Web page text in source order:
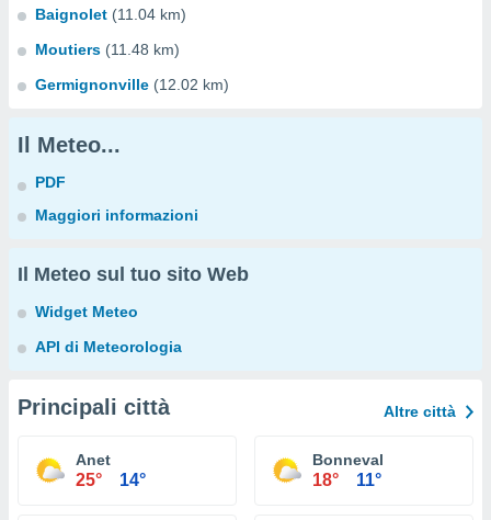
Baignolet (11.04 km)
Moutiers (11.48 km)
Germignonville (12.02 km)
Il Meteo...
PDF
Maggiori informazioni
Il Meteo sul tuo sito Web
Widget Meteo
API di Meteorologia
Principali città Altre città
Anet
25° 14°
Bonneval
18° 11°